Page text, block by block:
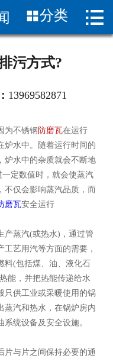
 首页
图片展示
客服服务
应用案列
分类 
污方式?
13969582871
为不锈钢 防磨瓦在运行
炉水中。随着运行时间的
炉水中的杂质就会不断地
定数值时，就会使蒸汽
不仅会影响蒸汽品质，而
磨瓦安全运行
蒸汽(或热水)，通过管
艺用汽等方面的需要，
料(包括煤、油、液化石
能，并把热能传递给水
只供工业或采暖使用的锅
汽和热水，在锅炉房内
统设备及安全设施。
与片之间保持必要的通